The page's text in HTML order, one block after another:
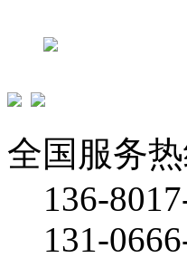
全国服务
136-
131-